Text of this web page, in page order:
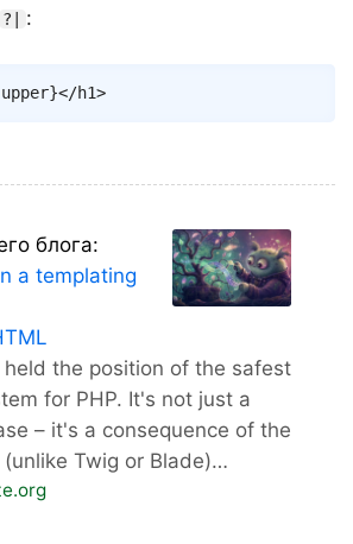
?| :
upper}</h1>
блога:
a templating
the position of the safest
for PHP. It's not just a
– it's a consequence of the
Twig or Blade)…